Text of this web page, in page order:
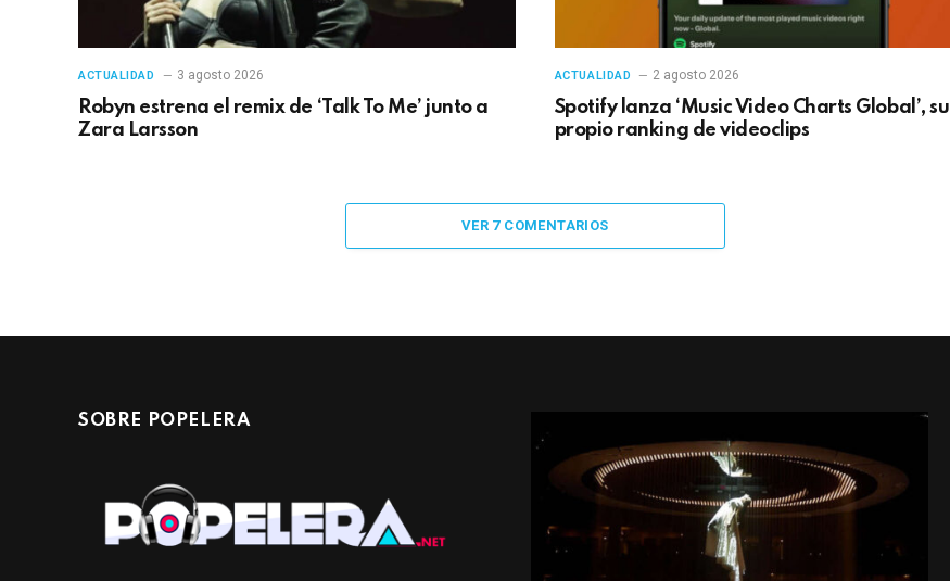
ACTUALIDAD 3 agosto 2026
Robyn estrena el remix de ‘Talk To Me’ junto a
Zara Larsson
ACTUALIDAD 2 agosto 2026
Spotify lanza ‘Music Video Charts Global’, su
propio ranking de videoclips
VER 7 COMENTARIOS
SOBRE POPELERA